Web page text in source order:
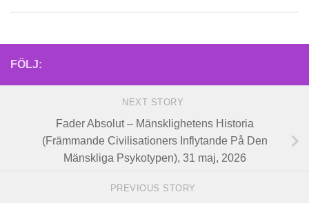
FÖLJ:
NEXT STORY
Fader Absolut – Mänsklighetens Historia
(Främmande Civilisationers Inflytande På Den
Mänskliga Psykotypen), 31 maj, 2026
PREVIOUS STORY